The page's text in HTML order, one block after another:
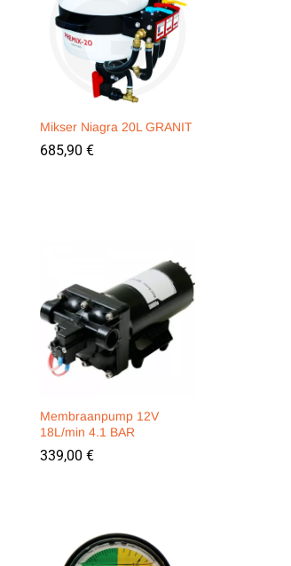
Mikser Niagra 20L GRANIT
685,90 €
685,90 €
Membraanpump 12V
18L/min 4.1 BAR
339,00 €
339,00 €